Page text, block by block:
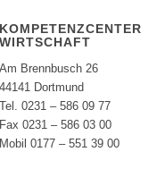
KOMPETENZCENTER
WIRTSCHAFT
Am Brennbusch 26
44141 Dortmund
Tel. 0231 – 586 09 77
Fax 0231 – 586 03 00
Mobil 0177 – 551 39 00